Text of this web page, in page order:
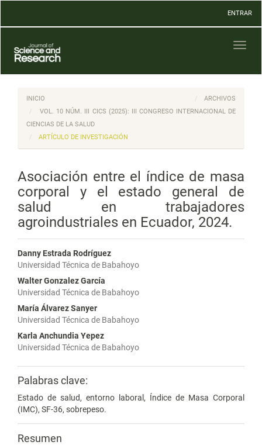
Contenido
Barra
lateral
ENTRAR
INICIO
ARCHIVOS
VOL. 10 NÚM. III CICS (2025): III CONGRESO INTERNACIONAL DE
CIENCIAS DE LA SALUD
ARTÍCULO DE INVESTIGACIÓN
Asociación entre el índice de masa
corporal y el estado general de
salud en trabajadores
agroindustriales en Ecuador, 2024.
Danny Estrada Rodríguez
Universidad Técnica de Babahoyo
Walter Gonzalez García
Universidad Técnica de Babahoyo
María Álvarez Sanyer
Universidad Técnica de Babahoyo
Karla Anchundia Yepez
Universidad Técnica de Babahoyo
Palabras clave:
Estado de salud, entorno laboral, Índice de Masa Corporal
(IMC), SF-36, sobrepeso.
Resumen